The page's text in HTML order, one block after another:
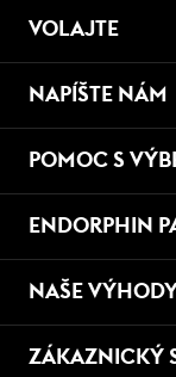
VOLAJTE
NAPÍŠTE NÁM
POMOC S
ENDORPHIN
NAŠE
ZÁKAZNICKÝ